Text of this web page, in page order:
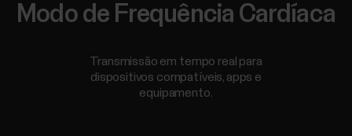
Modo de Frequência Cardíaca
Transmissão em tempo real para
dispositivos compatíveis, apps e
equipamento.